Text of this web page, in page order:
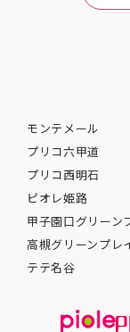
モンテメール
プリコ六甲道
プリコ西明石
ピオレ姫路
甲子園口グリーン
高槻グリーンプレ
テテ名谷